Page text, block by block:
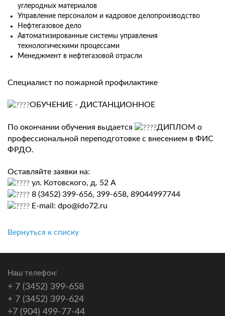
углеродных материалов
Управление персоналом и кадровое делопроизводство
Нефтегазовое дело
Автоматизированные системы управления
технологическими процессами
Менеджмент в нефтегазовой отрасли
Специалист по пожарной профилактике
ОБУЧЕНИЕ - ДИСТАНЦИОННОЕ
По окончании обучения выдается
ДИПЛОМ о
профессиональной переподготовке с внесением в ФИС
ФРДО.
Оставляйте заявки на:
ул. Котовского, д. 52 А
8 (3452) 399-656, 399-658, 89044997744
E-mail: dpo@ido72.ru
Вернуться к списку
Наш телефон:
+ 7 (3452) 399-658
+ 7 (3452) 399-624
+7 (904) 499-77-44